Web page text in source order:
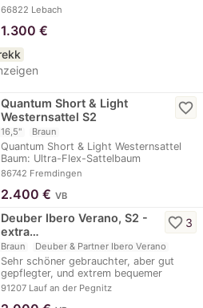
Klettkissen…
66822 Lebach
1.300 €
Quantum Short & Light
Westernsattel S2
16,5" Braun
Quantum Short & Light Westernsattel
Baum: Ultra-Flex-Sattelbaum
Kammerweite:…
86742 Fremdingen
favorite_border
2.400 € VB
Deuber Ibero Verano, S2 -
extra…
Braun Deuber & Partner Ibero Verano
Sehr schöner gebrauchter, aber gut
gepflegter, und extrem bequemer
barocker Reitsattel…
91207 Lauf an der Pegnitz
favorite_border 3